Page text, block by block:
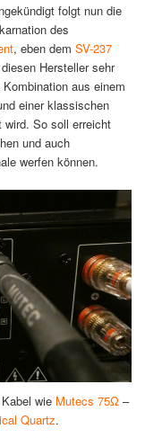
folgt nun die
des
, eben dem SV-237
Hersteller sehr
aus einem
einer klassischen
wird. So soll erreicht
und auch
werfen können.
wie Mutecs 75Ω –
Quartz.